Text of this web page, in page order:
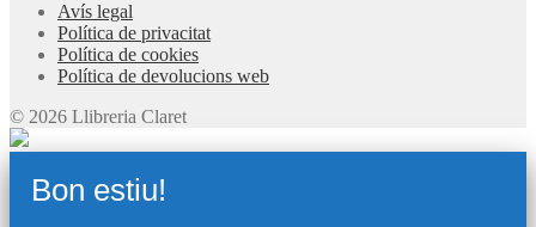
Avís legal
Política de privacitat
Política de cookies
Política de devolucions web
© 2026 Llibreria Claret
Bon estiu!